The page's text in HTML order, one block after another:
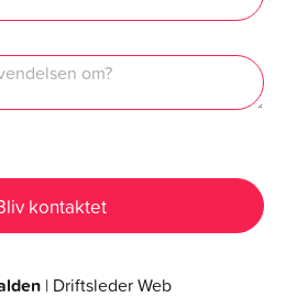
| Driftsleder Web